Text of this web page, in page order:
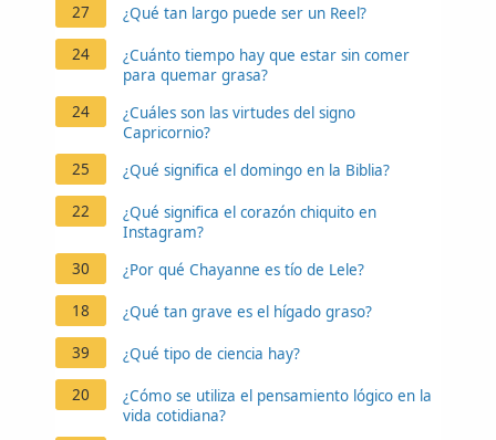
27 ¿Qué tan largo puede ser un Reel?
24
¿Cuánto tiempo hay que estar sin comer
para quemar grasa?
24
¿Cuáles son las virtudes del signo
Capricornio?
25
¿Qué significa el domingo en la Biblia?
22
¿Qué significa el corazón chiquito en
Instagram?
30
¿Por qué Chayanne es tío de Lele?
18 ¿Qué tan grave es el hígado graso?
39 ¿Qué tipo de ciencia hay?
20
¿Cómo se utiliza el pensamiento lógico en la
vida cotidiana?